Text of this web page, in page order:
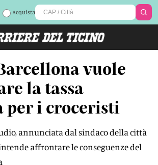
Acquista
vuole
la tassa
per i croceristi
annunciata dal sindaco della città
affrontare le conseguenze del